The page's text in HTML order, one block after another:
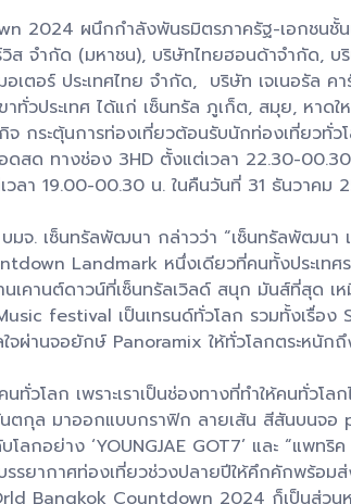
2024 ผนึกกำลังพันธมิตรภาครัฐ-เอกชนชั้
ส จำกัด (มหาชน), บริษัทไทยฮอนด้าจำกัด, บ
อร์ ประเทศไทย จำกัด, บริษัท เจเนอรัล ค
ทั่วประเทศ ได้แก่ เซ็นทรัล ภูเก็ต, สมุย, หา
กระตุ้นการท่องเที่ยวต้อนรับนักท่องเที่ยวทั่
ด ทางช่อง 3HD ตั้งแต่เวลา 22.30-
ลา 19.00-00.30 น. ในคืนวันที่ 31 ธันวาคม
เซ็นทรัลพัฒนา กล่าวว่า “เซ็นทรัลพัฒนา เ
Landmark หนึ่งเดียวที่คนทั้งประเทศ
คานต์ดาวน์ที่เซ็นทรัลเวิลด์ สนุก มันส์ที่สุด
festival เป็นเทรนด์ทั่วโลก รวมทั้งเรื่อ
านจอยักษ์ Panoramix ให้ทั่วโลกตระหนัก
วโลก เพราะเราเป็นช่องทางที่ทำให้คนทั่ว
ตกุล มาออกแบบกราฟิก ลายเส้น สีสันบนจ
ลกอย่าง ‘YOUNGJAE GOT7’ และ “แพ
ยากาศท่องเที่ยวช่วงปลายปีให้คึกคักพร้อมส่
Bangkok Countdown 2024 ก็เป็นส่ว